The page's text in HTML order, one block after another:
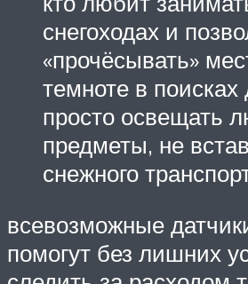
снегоходах и
«прочёсывать»
темноте в
просто освещать
предметы, не
снежного
всевозможные
помогут без лишних